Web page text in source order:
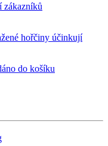
zákazníků
hořčiny účinkují
do košíku